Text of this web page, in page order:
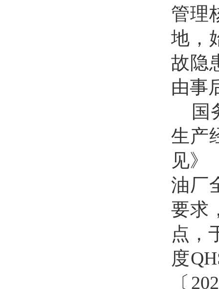
管理
地，
故隐
由事
国
生产
见》
油厂
要求
点，
度
〔